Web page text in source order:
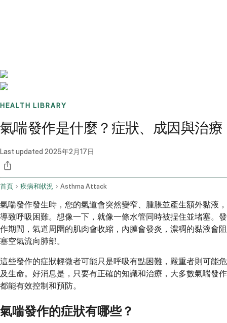
HEALTH LIBRARY
氣喘發作是什麼？症狀、成因與治療
Last updated 2025年2月17日
首頁 疾病和狀況 Asthma Attack
氣喘發作發生時，您的氣道會突然變窄、腫脹並產生額外黏液，
導致呼吸困難。想像一下，就像一條水管同時被捏住並堵塞。發
作期間，氣道周圍的肌肉會收縮，內膜會發炎，濃稠的黏液會阻
塞空氣流向肺部。
這些發作的症狀輕微者可能只是呼吸有點困難，嚴重者則可能危
及生命。好消息是，只要有正確的知識和治療，大多數氣喘發作
都能有效控制和預防。
氣喘發作的症狀有哪些？